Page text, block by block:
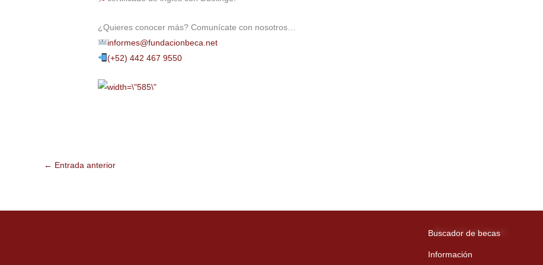
¿Quieres conocer más? Comunícate con nosotros…
informes@fundacionbeca.net
(+52) 442 467 9550
← Entrada anterior
Buscador de becas
Información